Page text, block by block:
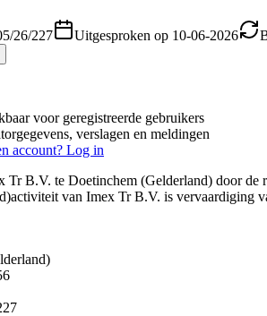
26/227 Uitgesproken op 10-06-2026
voor geregistreerde gebruikers
verslagen en meldingen
account? Log in
Tr B.V. te Doetinchem (Gelderland) door
van Imex Tr B.V. is vervaardiging